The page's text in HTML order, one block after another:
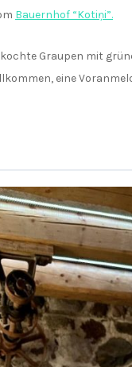
Bauernhof “Kotiņi”.
Graupen mit
eine